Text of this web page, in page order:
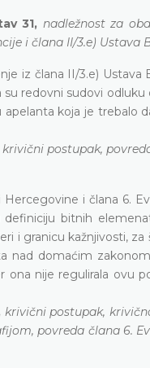
31, nadležnost za
i člana II/3.e) Ustava
iz člana II/3.e) Ustava
redovni sudovi odluku
koja je trebalo
krivični postupak,
i člana 6.
bitnih
i granicu kažnjivosti, za
nad domaćim
ona nije regulirala ovu
krivični postupak,
povreda člana 6.